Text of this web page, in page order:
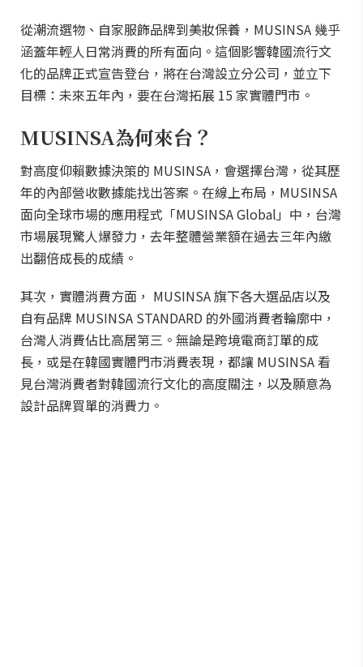
從潮流選物、自家服飾品牌到美妝保養，MUSINSA 幾乎
涵蓋年輕人日常消費的所有面向。這個影響韓國流行文
化的品牌正式宣告登台，將在台灣設立分公司，並立下
目標：未來五年內，要在台灣拓展 15 家實體門市。
MUSINSA為何來台？
對高度仰賴數據決策的 MUSINSA，會選擇台灣，從其歷
年的內部營收數據能找出答案。在線上布局，MUSINSA
面向全球市場的應用程式「MUSINSA Global」中，台灣
市場展現驚人爆發力，去年整體營業額在過去三年內繳
出翻倍成長的成績。
其次，實體消費方面， MUSINSA 旗下各大選品店以及
自有品牌 MUSINSA STANDARD 的外國消費者輪廓中，
台灣人消費佔比高居第三。無論是跨境電商訂單的成
長，或是在韓國實體門市消費表現，都讓 MUSINSA 看
見台灣消費者對韓國流行文化的高度關注，以及願意為
設計品牌買單的消費力。